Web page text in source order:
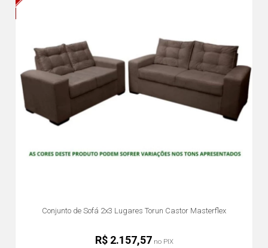
Conjunto de Sofá 2x3 Lugares Torun Castor Masterflex
R$ 2.157,57 no PIX